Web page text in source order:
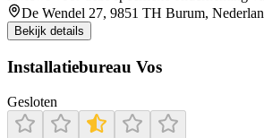
De Wendel 27, 9851 TH Burum,
Bekijk details
Installatiebureau Vos
Gesloten